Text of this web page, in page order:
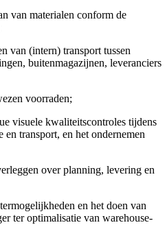
van materialen conform de
van (intern) transport tussen
buitenmagazijnen, leveranciers
voorraden;
visuele kwaliteitscontroles tijdens
transport, en het ondernemen
over planning, levering en
en het doen van
ter optimalisatie van warehouse-